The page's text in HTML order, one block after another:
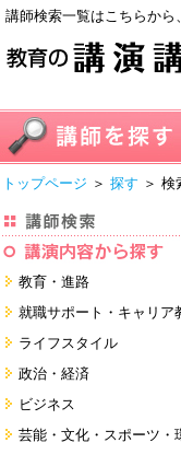
講師検索一覧はこちらか
トップページ ＞ 探す ＞ 検
教育・進路
進学・受験
教員・保護者
すべて
就職サポート・キャリア
就職サポートツール対策
面接・ディスカッション
対策
ライフスタイル
健康・美容・女性・食育
看護・介護・ボランティア
政治・経済
国際
日本
ビジネス
経営・マーケティング・
ンス
芸能・文化・スポーツ・